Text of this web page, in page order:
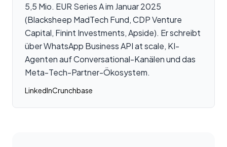
5,5 Mio. EUR Series A im Januar 2025
(Blacksheep MadTech Fund, CDP Venture
Capital, Finint Investments, Apside). Er schreibt
über WhatsApp Business API at scale, KI-
Agenten auf Conversational-Kanälen und das
Meta-Tech-Partner-Ökosystem.
LinkedInCrunchbase